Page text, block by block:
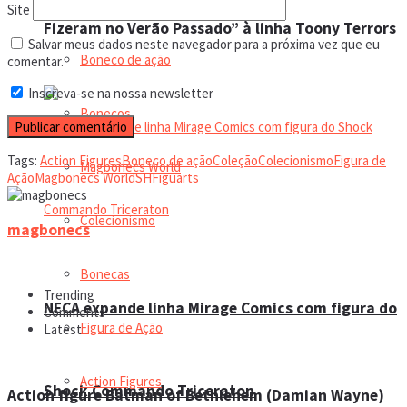
Fizeram no Verão Passado” à linha Toony Terrors
NECA expande linha Mirage Comics com figura do
Shock Commando Triceraton
Boneco de ação
Bonecos
Magbonecs World
Colecionismo
Bonecas
Figura de Ação
Action Figures
Site
Salvar meus dados neste navegador para a próxima vez que eu
comentar.
Inscreva-se na nossa newsletter
Tags: Action FiguresBoneco de açãoColeçãoColecionismoFigura de
AçãoMagbonecs WorldSHFiguarts
magbonecs
Trending
Comments
Latest
Action figure Batman of Bethlehem (Damian Wayne)